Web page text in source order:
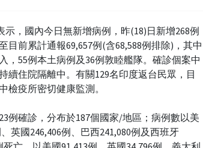
，國內今日無新增病例，昨(18)日新增268例
目前累計通報69,657例(含68,588例排除)，其中
，55例本土病例及36例敦睦艦隊。確診個案中
續住院隔離中。有關129名印度返台民眾，目
檢疫所密切健康監測。
例確診，分布於187個國家/地區；病例數以美
英國246,406例、巴西241,080例及西班牙